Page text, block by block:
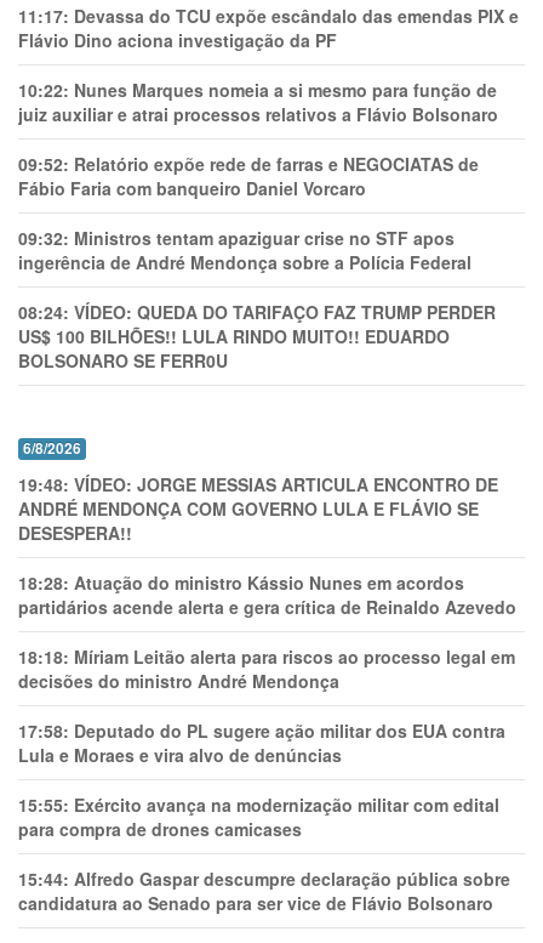
11:17: Devassa do TCU expõe escândalo das emendas PIX e
Flávio Dino aciona investigação da PF
10:22: Nunes Marques nomeia a si mesmo para função de
juiz auxiliar e atrai processos relativos a Flávio Bolsonaro
09:52: Relatório expõe rede de farras e NEGOCIATAS de
Fábio Faria com banqueiro Daniel Vorcaro
09:32: Ministros tentam apaziguar crise no STF apos
ingerência de André Mendonça sobre a Polícia Federal
08:24: VÍDEO: QUEDA DO TARIFAÇO FAZ TRUMP PERDER
US$ 100 BILHÕES!! LULA RINDO MUITO!! EDUARDO
BOLSONARO SE FERR0U
6/8/2026
19:48: VÍDEO: JORGE MESSIAS ARTICULA ENCONTRO DE
ANDRÉ MENDONÇA COM GOVERNO LULA E FLÁVIO SE
DESESPERA!!
18:28: Atuação do ministro Kássio Nunes em acordos
partidários acende alerta e gera crítica de Reinaldo Azevedo
18:18: Míriam Leitão alerta para riscos ao processo legal em
decisões do ministro André Mendonça
17:58: Deputado do PL sugere ação militar dos EUA contra
Lula e Moraes e vira alvo de denúncias
15:55: Exército avança na modernização militar com edital
para compra de drones camicases
15:44: Alfredo Gaspar descumpre declaração pública sobre
candidatura ao Senado para ser vice de Flávio Bolsonaro